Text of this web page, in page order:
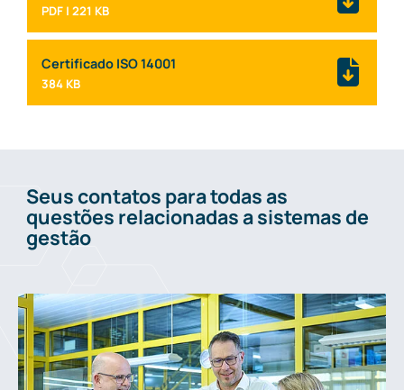
221 KB
Certificado ISO 14001
384 KB
Seus contatos para todas as
questões relacionadas a sistemas de
gestão